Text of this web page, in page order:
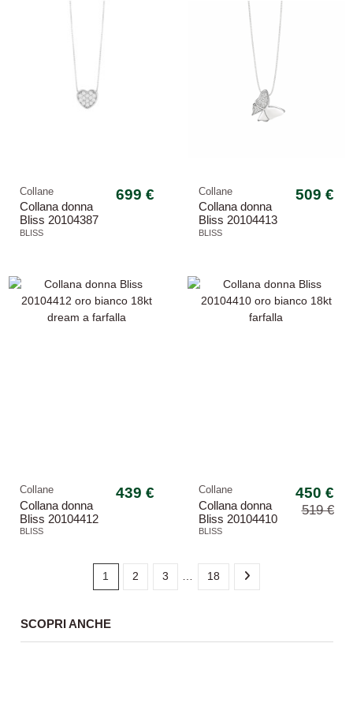
Collane
Collana donna
Bliss 20104387
oro bianco 18kt
BLISS
699 € Collane
Collana donna
Bliss 20104413
oro bianco
BLISS
509 €
Collane
Collana donna
Bliss 20104412
oro bianco 18kt
BLISS
439 €
-13,29%
Collane
Collana donna
Bliss 20104410
oro bianco 18kt
BLISS
450 €
519 €
1 2 3 … 18
SCOPRI ANCHE